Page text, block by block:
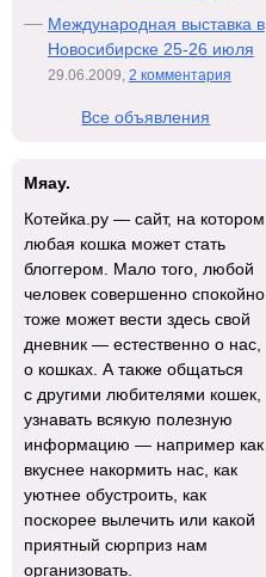
Международная выставка в
Новосибирске 25-26 июля
29.06.2009, 2 комментария
Все объявления
Мяау.
Котейка.ру — сайт, на котором
любая кошка может стать
блоггером. Мало того, любой
человек совершенно спокойно
тоже может вести здесь свой
дневник — естественно о нас,
о кошках. А также общаться
с другими любителями кошек,
узнавать всякую полезную
информацию — например как
вкуснее накормить нас, как
уютнее обустроить, как
поскорее вылечить или какой
приятный сюрприз нам
организовать.